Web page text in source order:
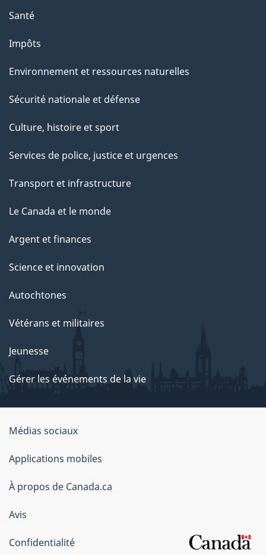
Santé
Impôts
Environnement et ressources naturelles
Sécurité nationale et défense
Culture, histoire et sport
Services de police, justice et urgences
Transport et infrastructure
Le Canada et le monde
Argent et finances
Science et innovation
Autochtones
Vétérans et militaires
Jeunesse
Gérer les événements de la vie
Organisation
du
gouvernement
du
Canada
Médias sociaux
Applications mobiles
À propos de Canada.ca
Avis
Confidentialité